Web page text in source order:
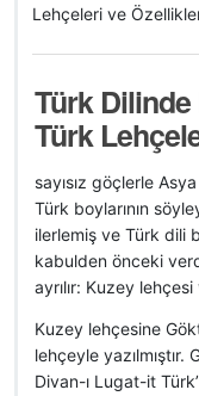
Lehçeleri ve
Türk Dilinde
Türk
sayısız göçlerle
Türk boylarının
ilerlemiş ve Türk dili
kabulden önceki
ayrılır: Kuzey
Kuzey lehçesine
lehçeyle
Divan-ı Lugat-it